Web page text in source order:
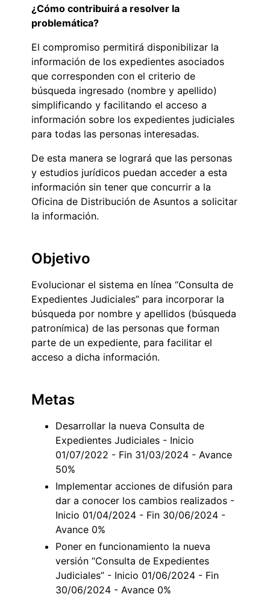
¿Cómo contribuirá a resolver la
problemática?
El compromiso permitirá disponibilizar la
información de los expedientes asociados
que corresponden con el criterio de
búsqueda ingresado (nombre y apellido)
simplificando y facilitando el acceso a
información sobre los expedientes judiciales
para todas las personas interesadas.
De esta manera se logrará que las personas
y estudios jurídicos puedan acceder a esta
información sin tener que concurrir a la
Oficina de Distribución de Asuntos a solicitar
la información.
Objetivo
Evolucionar el sistema en línea “Consulta de
Expedientes Judiciales” para incorporar la
búsqueda por nombre y apellidos (búsqueda
patronímica) de las personas que forman
parte de un expediente, para facilitar el
acceso a dicha información.
Metas
Desarrollar la nueva Consulta de
Expedientes Judiciales - Inicio
01/07/2022 - Fin 31/03/2024 - Avance
50%
Implementar acciones de difusión para
dar a conocer los cambios realizados -
Inicio 01/04/2024 - Fin 30/06/2024 -
Avance 0%
Poner en funcionamiento la nueva
versión “Consulta de Expedientes
Judiciales” - Inicio 01/06/2024 - Fin
30/06/2024 - Avance 0%